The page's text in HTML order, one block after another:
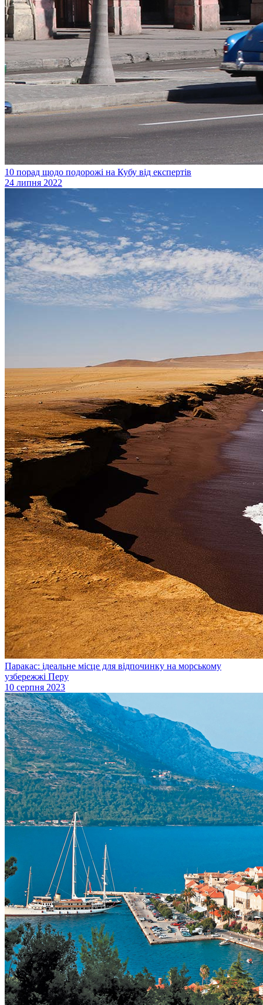
10 порад щодо подорожі на Кубу від експертів
24 липня 2022
Паракас: ідеальне місце для відпочинку на морському
узбережжі Перу
10 серпня 2023